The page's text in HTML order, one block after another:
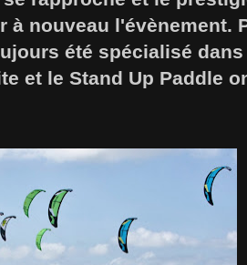
à nouveau l'évènement.
été spécialisé
et le Stand Up Paddle